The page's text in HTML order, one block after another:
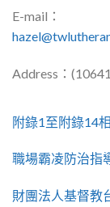
E-mail：
Address：
附錄1至附錄14
職場霸凌防治指
財團法人基督教